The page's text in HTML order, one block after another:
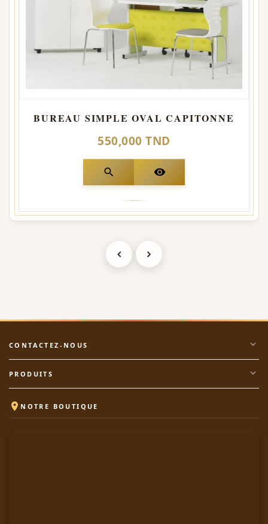
BUREAU SIMPLE OVAL CAPITONNE
550,000 TND
search visibility
CONTACTEZ-NOUS expand_more
PRODUITS expand_more
 NOTRE BOUTIQUE